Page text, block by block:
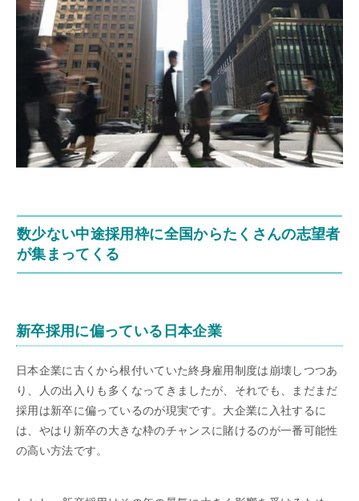
数少ない中途採用枠に全国からたくさんの志望者
が集まってくる
新卒採用に偏っている日本企業
日本企業に古くから根付いていた終身雇用制度は崩壊しつつあ
り、人の出入りも多くなってきましたが、それでも、まだまだ
採用は新卒に偏っているのが現実です。大企業に入社するに
は、やはり新卒の大きな枠のチャンスに賭けるのが一番可能性
の高い方法です。